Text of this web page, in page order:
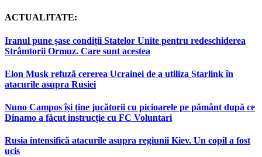
ACTUALITATE:
Iranul pune șase condiții Statelor Unite pentru redeschiderea
Strâmtorii Ormuz. Care sunt acestea
Elon Musk refuză cererea Ucrainei de a utiliza Starlink în
atacurile asupra Rusiei
Nuno Campos își ține jucătorii cu picioarele pe pământ după ce
Dinamo a făcut instrucție cu FC Voluntari
Rusia intensifică atacurile asupra regiunii Kiev. Un copil a fost
ucis